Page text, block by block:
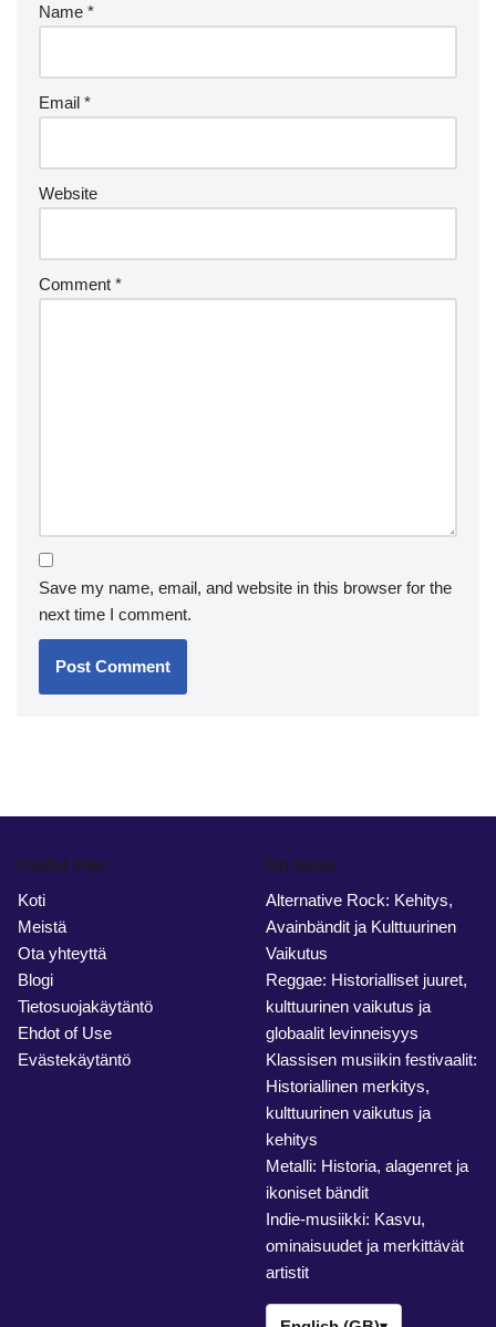
Name *
Email *
Website
Comment *
Save my name, email, and website in this browser for the
next time I comment.
Useful links
Koti
Meistä
Ota yhteyttä
Blogi
Tietosuojakäytäntö
Ehdot of Use
Evästekäytäntö
On focus
Alternative Rock: Kehitys,
Avainbändit ja Kulttuurinen
Vaikutus
Reggae: Historialliset juuret,
kulttuurinen vaikutus ja
globaalit levinneisyys
Klassisen musiikin festivaalit:
Historiallinen merkitys,
kulttuurinen vaikutus ja
kehitys
Metalli: Historia, alagenret ja
ikoniset bändit
Indie-musiikki: Kasvu,
ominaisuudet ja merkittävät
artistit